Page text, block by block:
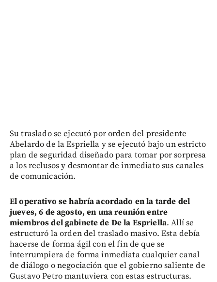
Su traslado se ejecutó por orden del presidente
Abelardo de la Espriella y se ejecutó bajo un estricto
plan de seguridad diseñado para tomar por sorpresa
a los reclusos y desmontar de inmediato sus canales
de comunicación.
El operativo se habría acordado en la tarde del
jueves, 6 de agosto, en una reunión entre
miembros del gabinete de De la Espriella. Allí se
estructuró la orden del traslado masivo. Esta debía
hacerse de forma ágil con el fin de que se
interrumpiera de forma inmediata cualquier canal
de diálogo o negociación que el gobierno saliente de
Gustavo Petro mantuviera con estas estructuras.